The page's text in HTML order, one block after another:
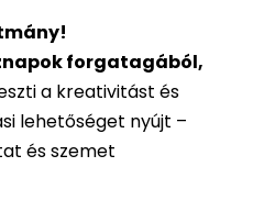
forgatagából,
a kreativitást és
lehetőséget nyújt –
és szemet